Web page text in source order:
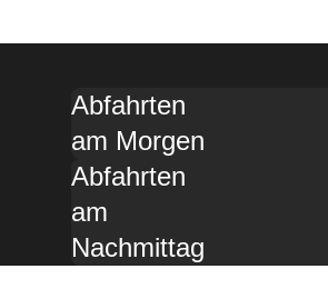
Abfahrten
am Morgen
Abfahrten
am
Nachmittag